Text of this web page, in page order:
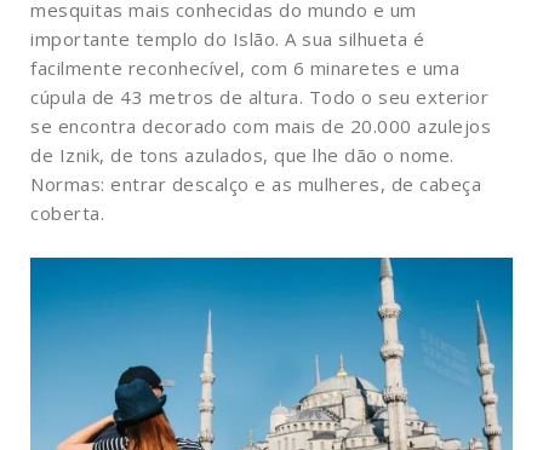
mesquitas mais conhecidas do mundo e um
importante templo do Islão. A sua silhueta é
facilmente reconhecível, com 6 minaretes e uma
cúpula de 43 metros de altura. Todo o seu exterior
se encontra decorado com mais de 20.000 azulejos
de Iznik, de tons azulados, que lhe dão o nome.
Normas: entrar descalço e as mulheres, de cabeça
coberta.